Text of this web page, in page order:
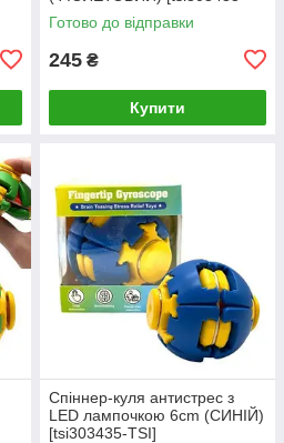
TSI]
Готово до відправки
245 ₴
Купити
Спіннер-куля антистрес з
LED лампочкою 6cm (СИНІЙ)
[tsi303435-TSI]